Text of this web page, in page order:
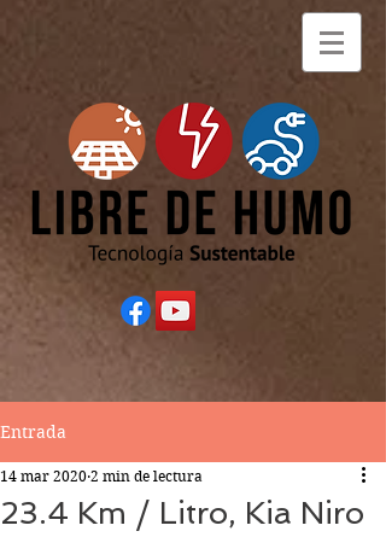
Entrada
23.4 Km / Litro, Kia Niro
14 mar 2020 2 min de lectura